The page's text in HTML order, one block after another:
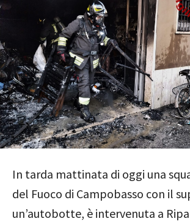
In tarda mattinata di oggi una
del Fuoco di Campobasso con il
un’autobotte, è intervenuta a